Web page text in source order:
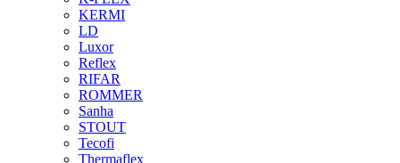
KERMI
LD
Luxor
Reflex
RIFAR
ROMMER
Sanha
STOUT
Tecofi
Thermaflex